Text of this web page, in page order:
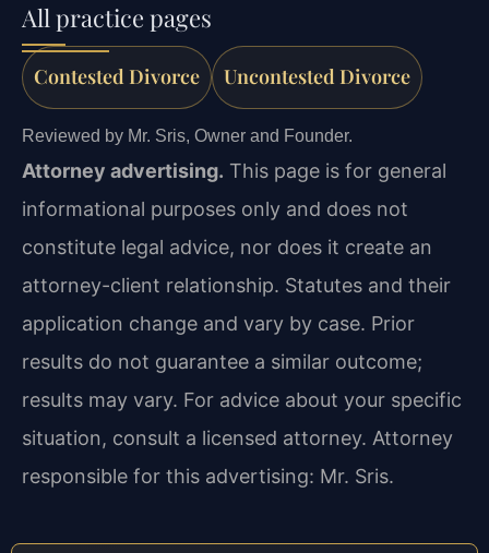
All practice pages
Contested Divorce Uncontested Divorce
Reviewed by Mr. Sris, Owner and Founder.
Attorney advertising. This page is for general
informational purposes only and does not
constitute legal advice, nor does it create an
attorney-client relationship. Statutes and their
application change and vary by case. Prior
results do not guarantee a similar outcome;
results may vary. For advice about your specific
situation, consult a licensed attorney. Attorney
responsible for this advertising: Mr. Sris.